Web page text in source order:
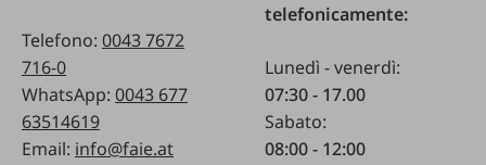
Telefono: 0043 7672
716-0
WhatsApp: 0043 677
63514619
Email: info@faie.at
telefonicamente:
Lunedì - venerdì:
07:30 - 17.00
Sabato:
08:00 - 12:00